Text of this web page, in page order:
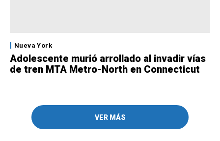
Nueva York
Adolescente murió arrollado al invadir vías
de tren MTA Metro-North en Connecticut
VER MÁS